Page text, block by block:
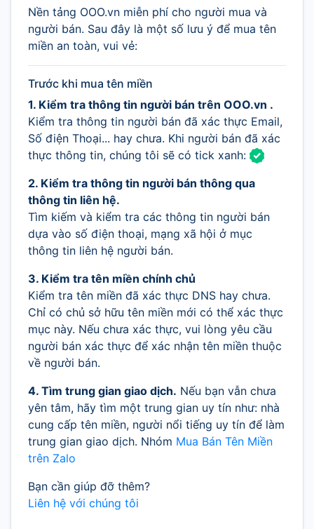
Nền tảng OOO.vn miễn phí cho người mua và
người bán. Sau đây là một số lưu ý để mua tên
miền an toàn, vui vẻ:
Trước khi mua tên miền
1. Kiểm tra thông tin người bán trên OOO.vn .
Kiểm tra thông tin người bán đã xác thực Email,
Số điện Thoại... hay chưa. Khi người bán đã xác
thực thông tin, chúng tôi sẽ có tick xanh:
2. Kiểm tra thông tin người bán thông qua
thông tin liên hệ.
Tìm kiếm và kiểm tra các thông tin người bán
dựa vào số điện thoại, mạng xã hội ở mục
thông tin liên hệ người bán.
3. Kiểm tra tên miền chính chủ
Kiểm tra tên miền đã xác thực DNS hay chưa.
Chỉ có chủ sở hữu tên miền mới có thể xác thực
mục này. Nếu chưa xác thực, vui lòng yêu cầu
người bán xác thực để xác nhận tên miền thuộc
về người bán.
4. Tìm trung gian giao dịch. Nếu bạn vẫn chưa
yên tâm, hãy tìm một trung gian uy tín như: nhà
cung cấp tên miền, người nổi tiếng uy tín để làm
trung gian giao dịch. Nhóm Mua Bán Tên Miền
trên Zalo
Bạn cần giúp đỡ thêm?
Liên hệ với chúng tôi